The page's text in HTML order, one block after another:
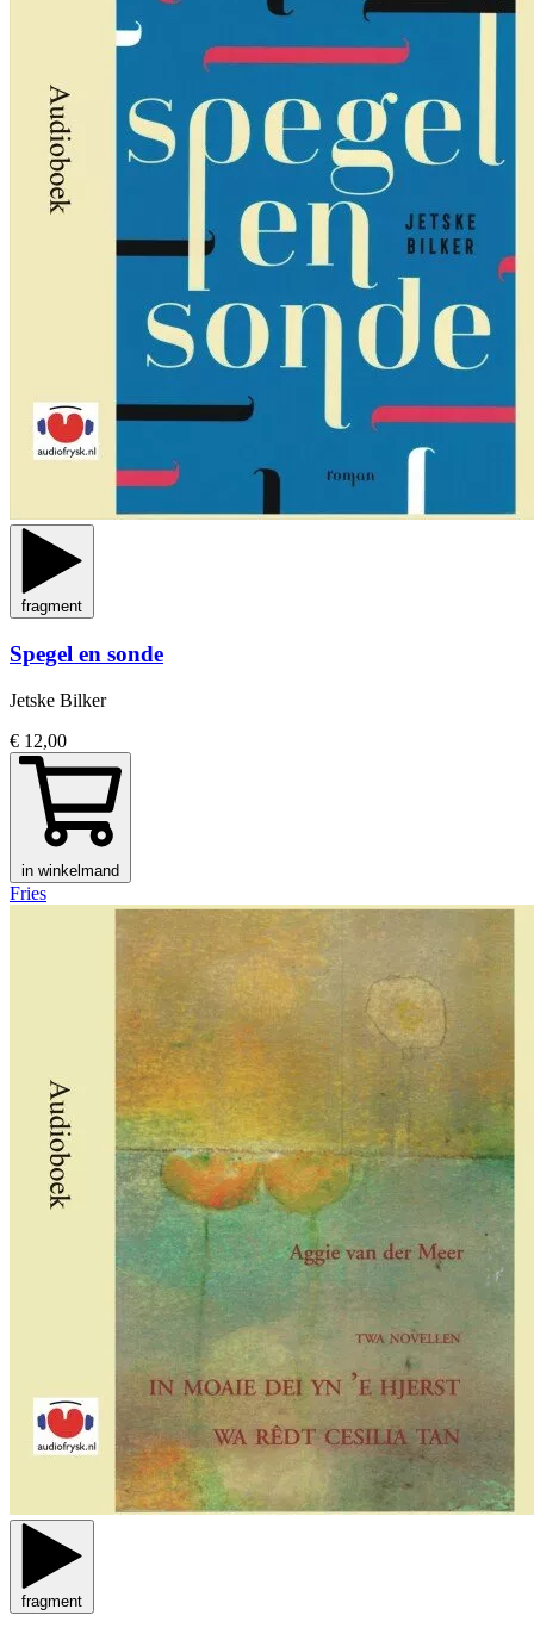
fragment
Spegel en sonde
Jetske Bilker
€ 12,00
in winkelmand
Fries
fragment